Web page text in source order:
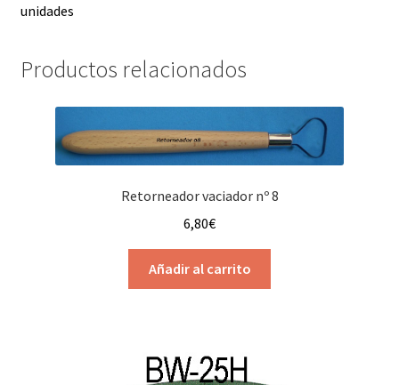
unidades
Productos relacionados
Retorneador vaciador nº 8
6,80€
Añadir al carrito